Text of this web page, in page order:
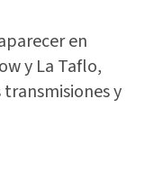
en
y La Taflo,
y